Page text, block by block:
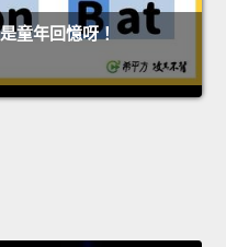
童年回憶呀！